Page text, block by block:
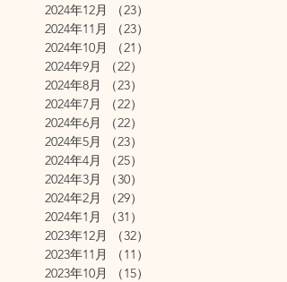
2024年12月
（23）
2024年11月
（23）
2024年10月
（21）
2024年9月
（22）
2024年8月
（23）
2024年7月
（22）
2024年6月
（22）
2024年5月
（23）
2024年4月
（25）
2024年3月
（30）
2024年2月
（29）
2024年1月
（31）
2023年12月
（32）
2023年11月
（11）
2023年10月
（15）